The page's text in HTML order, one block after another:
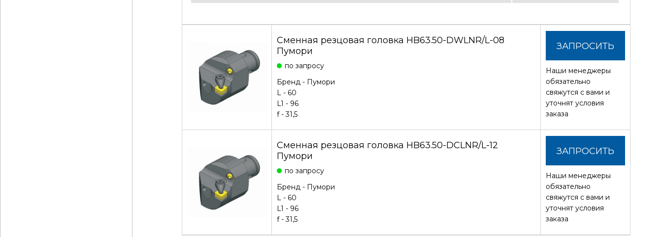
Сменная резцовая головка HB63.50-DWLNR/L-08
Пумори
по запросу
Бренд - Пумори
L - 60
L1 - 96
f - 31,5
ЗАПРОСИТЬ
СТОИМОСТЬ
Наши менеджеры
обязательно
свяжутся с вами и
уточнят условия
заказа
Сменная резцовая головка HB63.50-DCLNR/L-12
Пумори
по запросу
Бренд - Пумори
L - 60
L1 - 96
f - 31,5
ЗАПРОСИТЬ
СТОИМОСТЬ
Наши менеджеры
обязательно
свяжутся с вами и
уточнят условия
заказа